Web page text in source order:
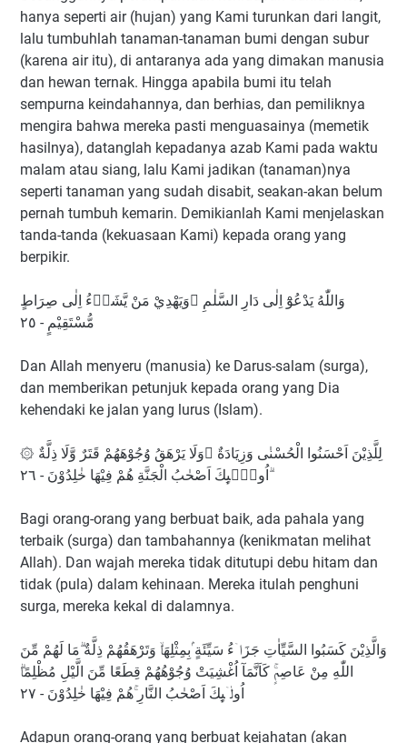
hanya seperti air (hujan) yang Kami turunkan dari langit,
lalu tumbuhlah tanaman-tanaman bumi dengan subur
(karena air itu), di antaranya ada yang dimakan manusia
dan hewan ternak. Hingga apabila bumi itu telah
sempurna keindahannya, dan berhias, dan pemiliknya
mengira bahwa mereka pasti menguasainya (memetik
hasilnya), datanglah kepadanya azab Kami pada waktu
malam atau siang, lalu Kami jadikan (tanaman)nya
seperti tanaman yang sudah disabit, seakan-akan belum
pernah tumbuh kemarin. Demikianlah Kami menjelaskan
tanda-tanda (kekuasaan Kami) kepada orang yang
berpikir.
وَاللّٰهُ يَدْعُوْٓ اِلٰى دَارِ السَّلٰمِ ۚوَيَهْدِيْ مَنْ يَّشَاۤءُ اِلٰى صِرَاطٍ
مُّسْتَقِيْمٍ - ٢٥
Dan Allah menyeru (manusia) ke Darus-salam (surga),
dan memberikan petunjuk kepada orang yang Dia
kehendaki ke jalan yang lurus (Islam).
۞ لِلَّذِيْنَ اَحْسَنُوا الْحُسْنٰى وَزِيَادَةٌ ۗوَلَا يَرْهَقُ وُجُوْهَهُمْ قَتَرٌ وَّلَا ذِلَّةٌ
ۗاُولٰۤىِٕكَ اَصْحٰبُ الْجَنَّةِ هُمْ فِيْهَا خٰلِدُوْنَ - ٢٦
Bagi orang-orang yang berbuat baik, ada pahala yang
terbaik (surga) dan tambahannya (kenikmatan melihat
Allah). Dan wajah mereka tidak ditutupi debu hitam dan
tidak (pula) dalam kehinaan. Mereka itulah penghuni
surga, mereka kekal di dalamnya.
وَالَّذِيْنَ كَسَبُوا السَّيِّاٰتِ جَزَاۤءُ سَيِّئَةٍ ۢبِمِثْلِهَاۙ وَتَرْهَقُهُمْ ذِلَّةٌ ۗمَا لَهُمْ مِّنَ
اللّٰهِ مِنْ عَاصِمٍۚ كَاَنَّمَآ اُغْشِيَتْ وُجُوْهُهُمْ قِطَعًا مِّنَ الَّيْلِ مُظْلِمًاۗ
اُولٰۤىِٕكَ اَصْحٰبُ النَّارِ ۚهُمْ فِيْهَا خٰلِدُوْنَ - ٢٧
Adapun orang-orang yang berbuat kejahatan (akan